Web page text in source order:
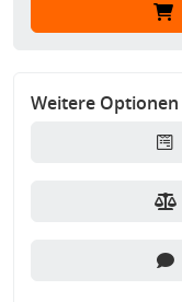
Weitere Optionen